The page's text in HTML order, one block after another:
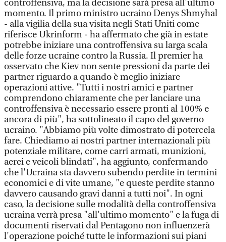
controffensiva, ma la decisione sarà presa all'ultimo
momento. Il primo ministro ucraino Denys Shmyhal
- alla vigilia della sua visita negli Stati Uniti come
riferisce Ukrinform - ha affermato che già in estate
potrebbe iniziare una controffensiva su larga scala
delle forze ucraine contro la Russia. Il premier ha
osservato che Kiev non sente pressioni da parte dei
partner riguardo a quando è meglio iniziare
operazioni attive. "Tutti i nostri amici e partner
comprendono chiaramente che per lanciare una
controffensiva è necessario essere pronti al 100% e
ancora di più", ha sottolineato il capo del governo
ucraino. "Abbiamo più volte dimostrato di potercela
fare. Chiediamo ai nostri partner internazionali più
potenziale militare, come carri armati, munizioni,
aerei e veicoli blindati", ha aggiunto, confermando
che l'Ucraina sta davvero subendo perdite in termini
economici e di vite umane, "e queste perdite stanno
davvero causando gravi danni a tutti noi". In ogni
caso, la decisione sulle modalità della controffensiva
ucraina verrà presa "all'ultimo momento" e la fuga di
documenti riservati dal Pentagono non influenzerà
l'operazione poiché tutte le informazioni sui piani